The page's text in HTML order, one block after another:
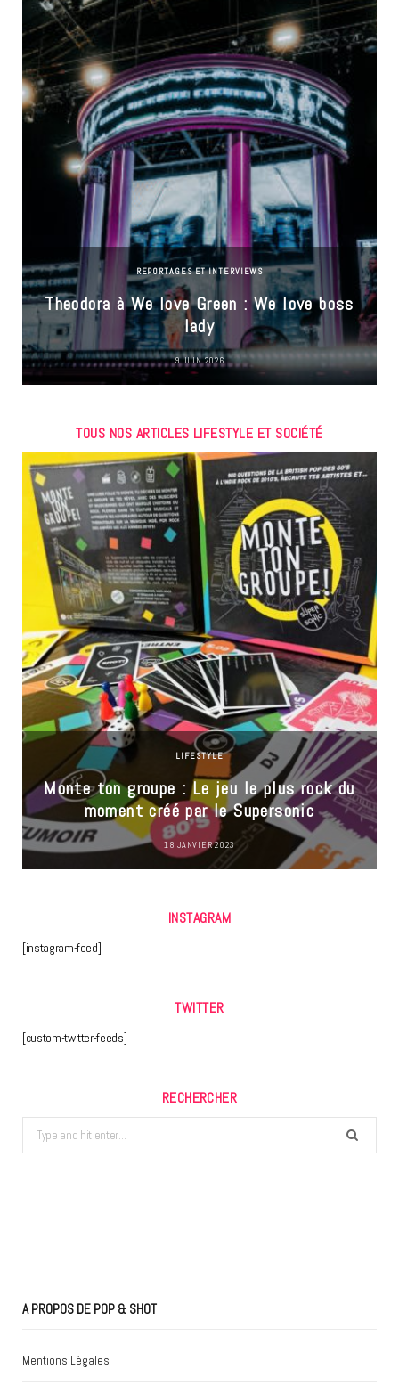
REPORTAGES ET INTERVIEWS
Theodora à We love Green : We love boss
lady
9 JUIN 2026
TOUS NOS ARTICLES LIFESTYLE ET SOCIÉTÉ
LIFESTYLE
Monte ton groupe : Le jeu le plus rock du
moment créé par le Supersonic
18 JANVIER 2023
INSTAGRAM
[instagram-feed]
TWITTER
[custom-twitter-feeds]
RECHERCHER
Search
for:
A PROPOS DE POP & SHOT
Mentions Légales